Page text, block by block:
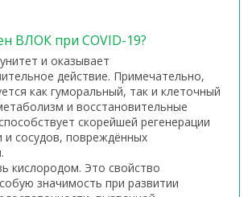
ВЛОК при COVID-19?
и оказывает
действие. Примечательно,
как гуморальный, так и клеточный
и восстановительные
скорейшей регенерации
и сосудов, повреждённых
кислородом. Это свойство
значимость при развитии